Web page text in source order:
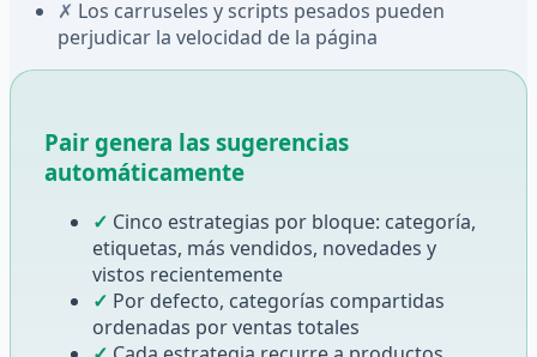
✗ Los carruseles y scripts pesados pueden
perjudicar la velocidad de la página
Pair genera las sugerencias
automáticamente
✓ Cinco estrategias por bloque: categoría,
etiquetas, más vendidos, novedades y
vistos recientemente
✓ Por defecto, categorías compartidas
ordenadas por ventas totales